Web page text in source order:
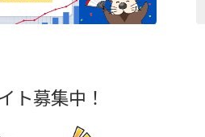
ト募集中！